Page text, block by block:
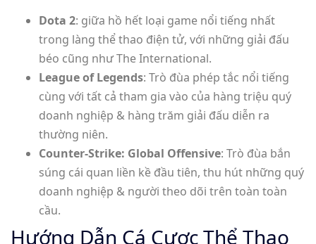
Dota 2: giữa hồ hết loại game nổi tiếng nhất
trong làng thể thao điện tử, với những giải đấu
béo cũng như The International.
League of Legends: Trò đùa phép tắc nổi tiếng
cùng với tất cả tham gia vào của hàng triệu quý
doanh nghiệp & hàng trăm giải đấu diễn ra
thường niên.
Counter-Strike: Global Offensive: Trò đùa bắn
súng cái quan liền kề đầu tiên, thu hút những quý
doanh nghiệp & người theo dõi trên toàn toàn
cầu.
Hướng Dẫn Cá Cược Thể Thao